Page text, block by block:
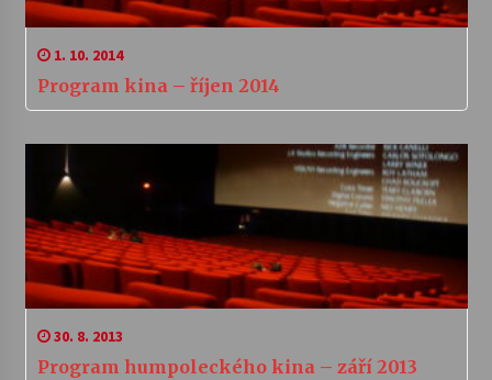
1. 10. 2014
Program kina – říjen 2014
30. 8. 2013
Program humpoleckého kina – září 2013